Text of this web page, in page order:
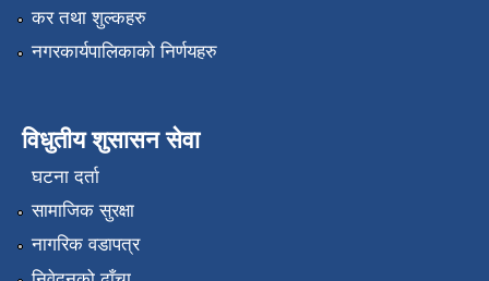
कर तथा शुल्कहरु
नगरकार्यपालिकाको निर्णयहरु
विधुतीय शुसासन सेवा
घटना दर्ता
सामाजिक सुरक्षा
नागरिक वडापत्र